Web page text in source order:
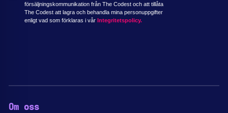
försäljningskommunikation från The Codest och att tillåta
The Codest att lagra och behandla mina personuppgifter
enligt vad som förklaras i vår Integritetspolicy.
Om oss